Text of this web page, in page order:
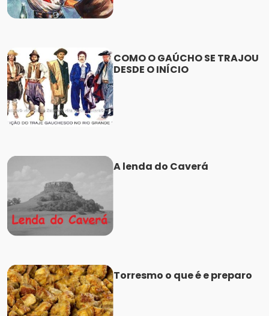
COMO O GAÚCHO SE TRAJOU
DESDE O INÍCIO
A lenda do Caverá
Torresmo o que é e preparo